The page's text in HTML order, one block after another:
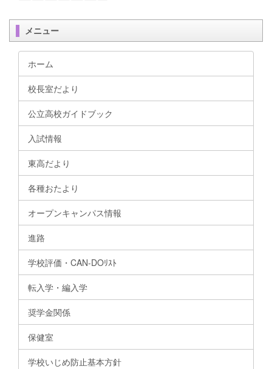
メニュー
ホーム
校長室だより
公立高校ガイドブック
入試情報
東高だより
各種おたより
オープンキャンパス情報
進路
学校評価・CAN-DOﾘｽﾄ
転入学・編入学
奨学金関係
保健室
学校いじめ防止基本方針